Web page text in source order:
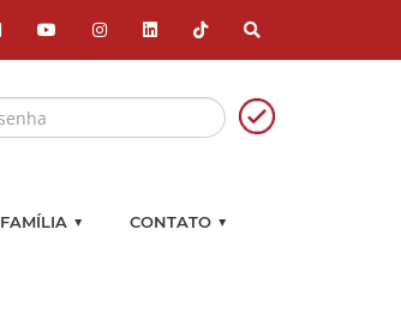
FAMÍLIA ▼ CONTATO ▼